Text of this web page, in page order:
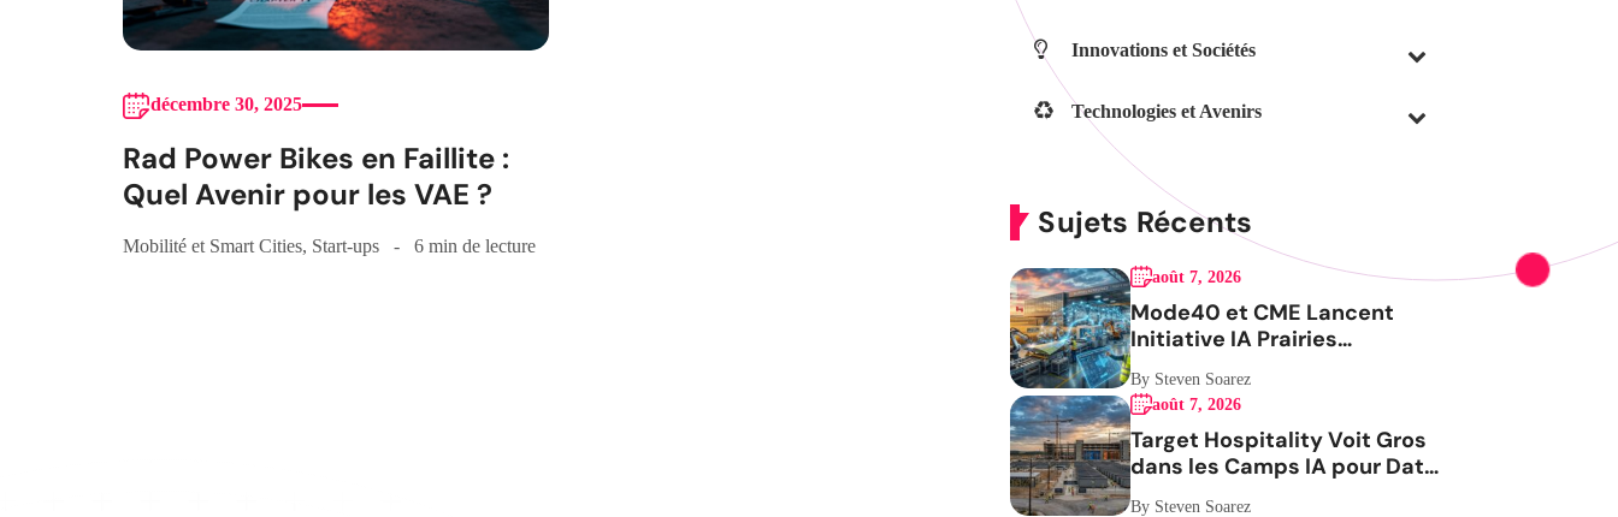
décembre 30, 2025
Rad Power Bikes en Faillite :
Quel Avenir pour les VAE ?
Mobilité et Smart Cities, Start-ups 6 min de lecture
Innovations et Sociétés
Technologies et Avenirs
Sujets Récents
août 7, 2026
Mode40 et CME Lancent
Initiative IA Prairies
Aérospatiale
By Steven Soarez
août 7, 2026
Target Hospitality Voit Gros
dans les Camps IA pour Data
Centers
By Steven Soarez